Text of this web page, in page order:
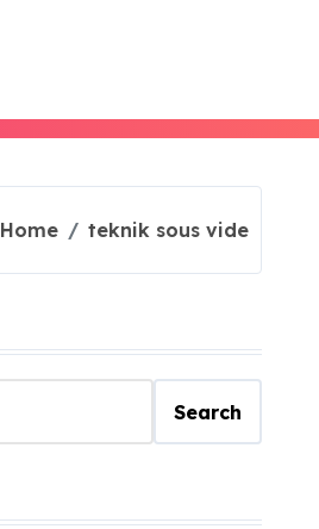
Home teknik sous vide
Search